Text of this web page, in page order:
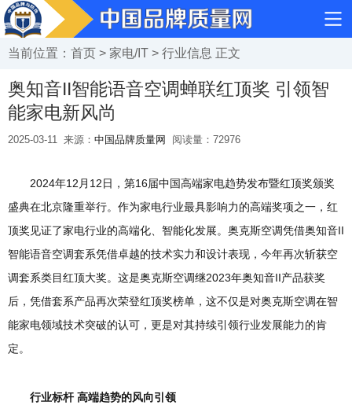
当前位置： 首页 > 家电/IT > 行业信息 正文
奥知音II智能语音空调蝉联红顶奖 引领智
能家电新风尚
2025-03-11 来源： 中国品牌质量网 阅读量： 72976
2024年12月12日，第16届中国高端家电趋势发布暨红顶奖颁奖
盛典在北京隆重举行。作为家电行业最具影响力的高端奖项之一，红
顶奖见证了家电行业的高端化、智能化发展。奥克斯空调凭借奥知音II
智能语音空调套系凭借卓越的技术实力和设计表现，今年再次斩获空
调套系类目红顶大奖。这是奥克斯空调继2023年奥知音II产品获奖
后，凭借套系产品再次荣登红顶奖榜单，这不仅是对奥克斯空调在智
能家电领域技术突破的认可，更是对其持续引领行业发展能力的肯
定。
行业标杆 高端趋势的风向引领